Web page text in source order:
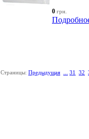
0 грн.
Страницы: Предыдущая 31 32